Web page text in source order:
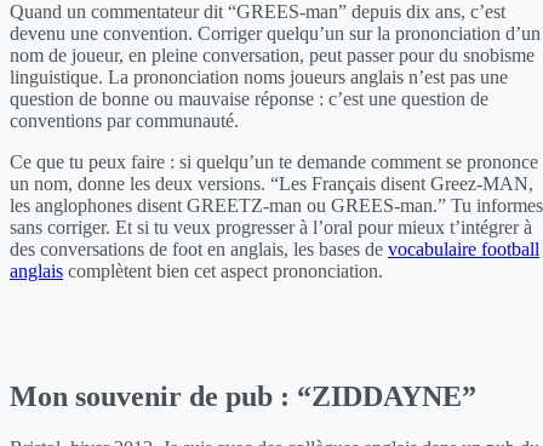
Quand un commentateur dit “GREES-man” depuis dix ans, c’est
devenu une convention. Corriger quelqu’un sur la prononciation d’un
nom de joueur, en pleine conversation, peut passer pour du snobisme
linguistique. La prononciation noms joueurs anglais n’est pas une
question de bonne ou mauvaise réponse : c’est une question de
conventions par communauté.
Ce que tu peux faire : si quelqu’un te demande comment se prononce
un nom, donne les deux versions. “Les Français disent Greez-MAN,
les anglophones disent GREETZ-man ou GREES-man.” Tu informes
sans corriger. Et si tu veux progresser à l’oral pour mieux t’intégrer à
des conversations de foot en anglais, les bases de vocabulaire football
anglais complètent bien cet aspect prononciation.
Mon souvenir de pub : “ZIDDAYNE”